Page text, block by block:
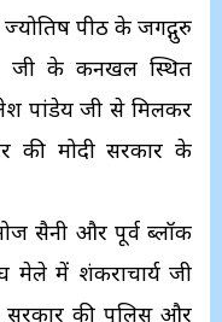
ज्योतिष पीठ के जगद्गुरु
जी के कनखल स्थित
पांडेय जी से मिलकर
की मोदी सरकार के
सैनी और पूर्व ब्लॉक
मेले में शंकराचार्य जी
सरकार की पुलिस और